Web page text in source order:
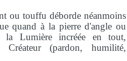
ou touffu déborde néanmoins
quand à la pierre d'angle ou
la Lumière incréée en tout,
(pardon, humilité,